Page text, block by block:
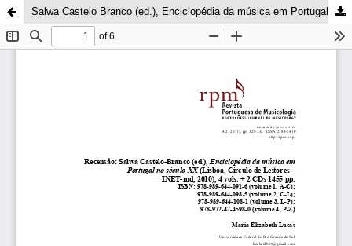
Salwa Castelo Branco (ed.), ​Enciclopédia da música em Portugal no século XX ​(Lisboa, Círculo de Leitores – INET-md, 2010)